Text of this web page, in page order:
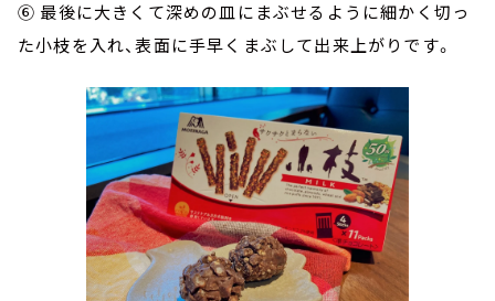
⑥ 最後に大きくて深めの皿にまぶせるように細かく切っ
た小枝を入れ、表面に手早くまぶして出来上がりです。